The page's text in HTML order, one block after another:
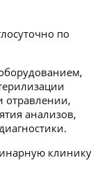
по
отравлении,
анализов,
клинику